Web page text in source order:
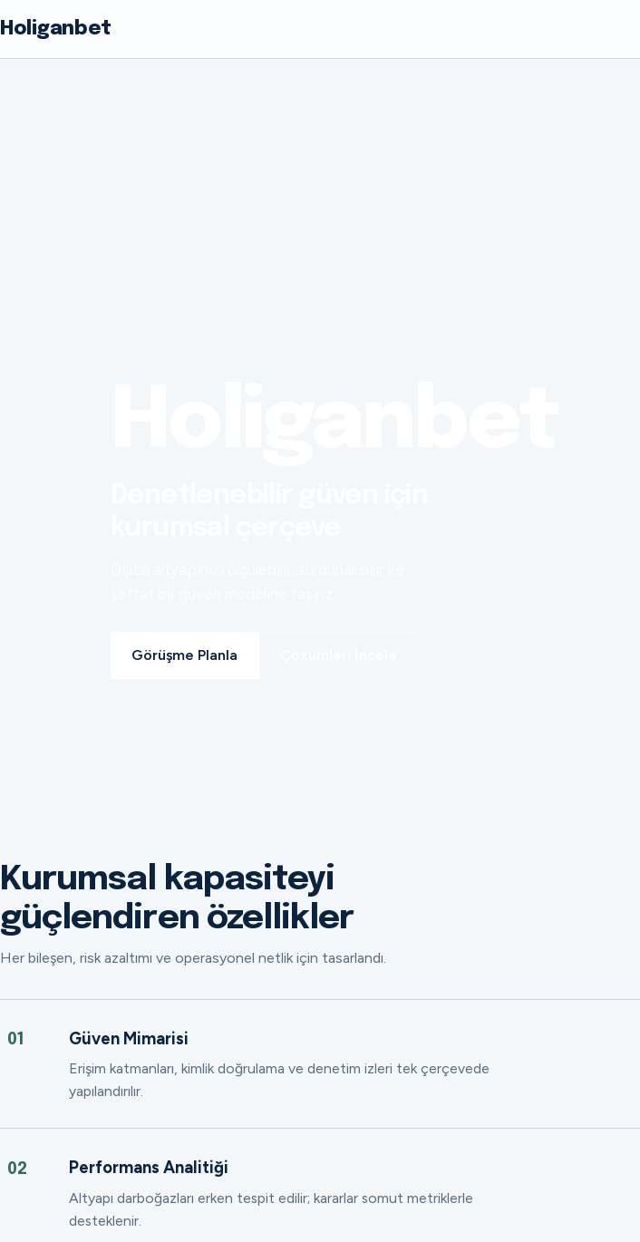
Holiganbet
Görüşme Planla
Kurumsal kapasiteyi
güçlendiren özellikler
Her bileşen, risk azaltımı ve operasyonel netlik için tasarlandı.
01 Güven Mimarisi
Erişim katmanları, kimlik doğrulama ve denetim izleri tek çerçevede
yapılandırılır.
02 Performans Analitiği
Altyapı darboğazları erken tespit edilir; kararlar somut metriklerle
desteklenir.